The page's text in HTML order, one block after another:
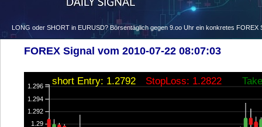
LONG oder SHORT in EURUSD? Börsentäglich gegen 9.oo Uhr ein konkretes
FOREX Signal vom 2010-07-22 08:07:03
1.29
1.292
1.294
1.296 short Entry: 1.2792 StopLoss: 1.2822